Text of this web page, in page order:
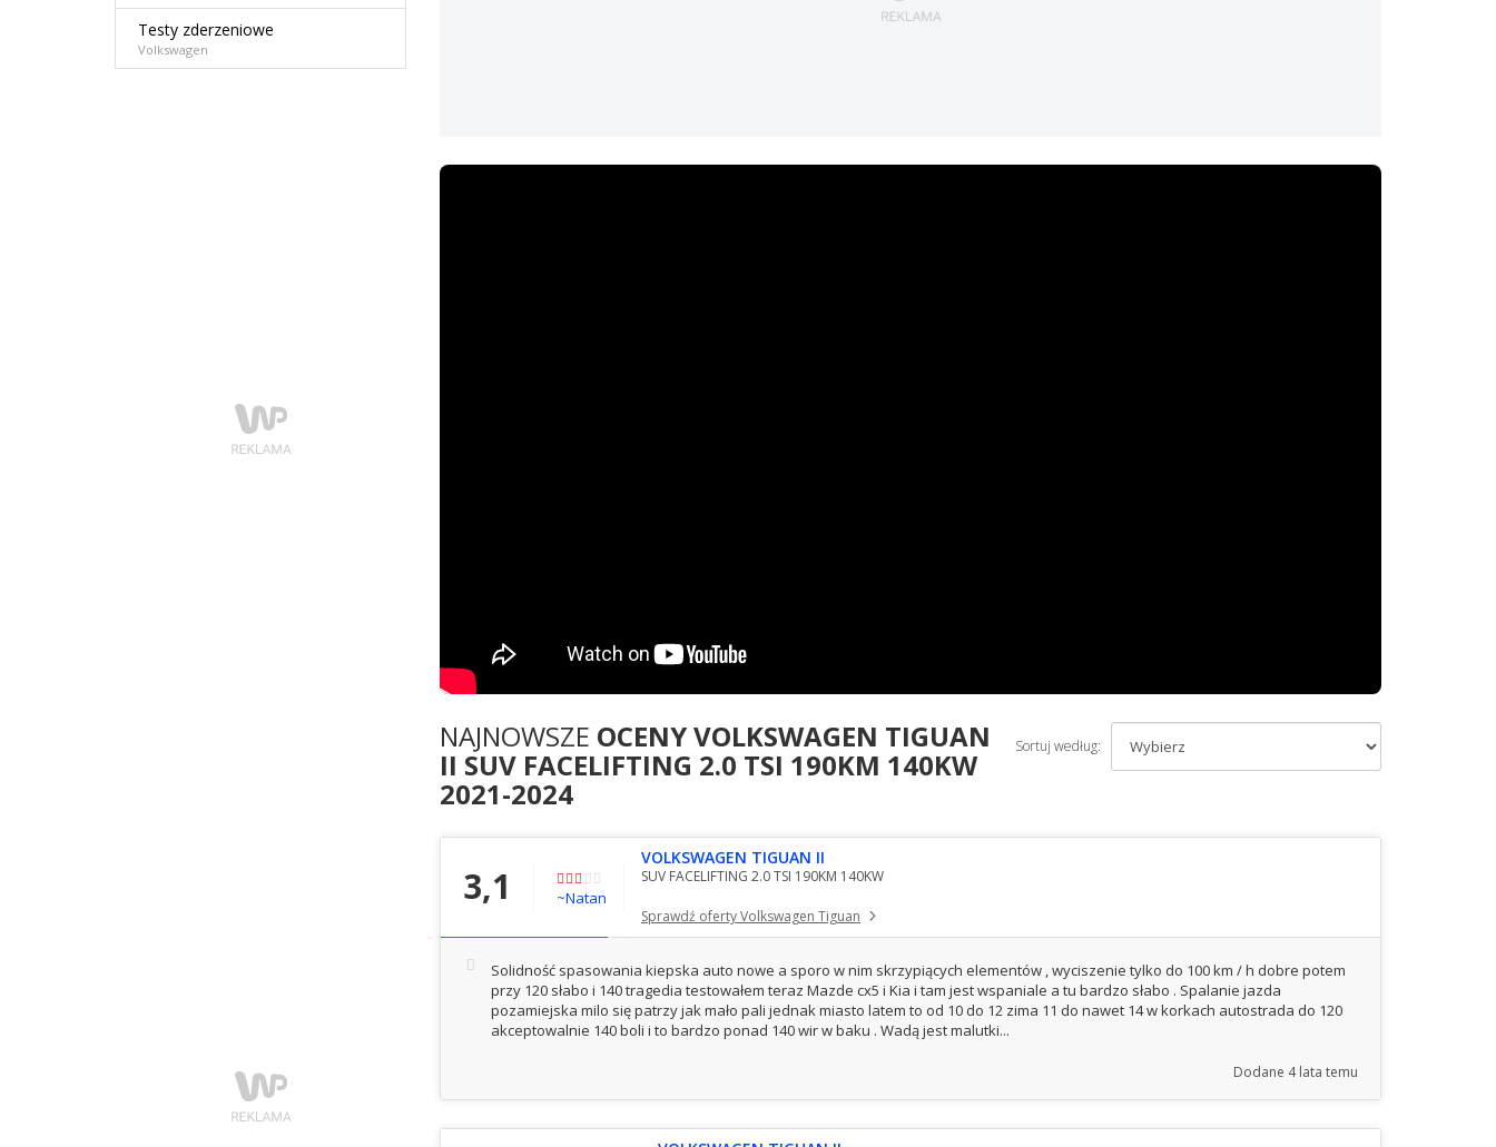
NAJNOWSZE OCENY VOLKSWAGEN TIGUAN
II SUV FACELIFTING 2.0 TSI 190KM 140KW
2021-2024
Sortuj według:
3,1 ~Natan
VOLKSWAGEN TIGUAN II
SUV FACELIFTING 2.0 TSI 190KM 140KW
Sprawdź oferty Volkswagen Tiguan
Solidność spasowania kiepska auto nowe a sporo w nim skrzypiących elementów , wyciszenie tylko do 100 km / h dobre potem
przy 120 słabo i 140 tragedia testowałem teraz Mazde cx5 i Kia i tam jest wspaniale a tu bardzo słabo . Spalanie jazda
pozamiejska milo się patrzy jak mało pali jednak miasto latem to od 10 do 12 zima 11 do nawet 14 w korkach autostrada do 120
akceptowalnie 140 boli i to bardzo ponad 140 wir w baku . Wadą jest malutki...
Dodane 4 lata temu
Testy zderzeniowe
Volkswagen